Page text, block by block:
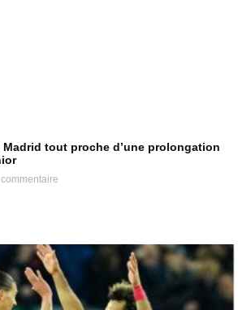
Madrid tout proche d’une prolongation